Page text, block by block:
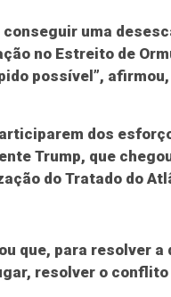
conseguir uma
no Estreito de
possível”,
dos
Trump, que
do Tratado do
que, para resolver
resolver o